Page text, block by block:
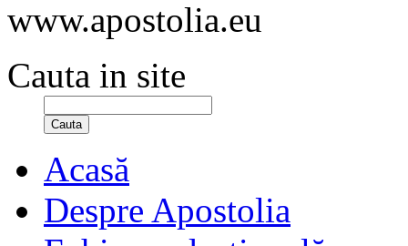
www.apostolia.eu
Cauta in site
Cauta
Acasă
Despre Apostolia